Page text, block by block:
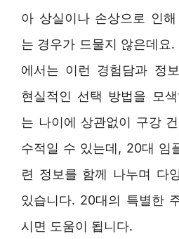
아 상실이나 손상으로 인
는 경우가 드물지 않은데요
에서는 이런 경험담과 정
현실적인 선택 방법을 모
는 나이에 상관없이 구강
수적일 수 있는데, 20대 임
련 정보를 함께 나누며 다
있습니다. 20대의 특별한
시면 도움이 됩니다.